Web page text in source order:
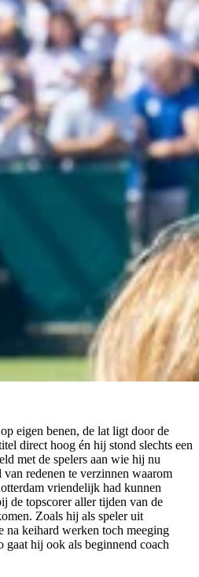
eigen benen, de lat ligt door de
direct hoog én hij stond slechts een
met de spelers aan wie hij nu
redenen te verzinnen waarom
vriendelijk had kunnen
de topscorer aller tijden van de
Zoals hij als speler uit
na keihard werken toch meeging
hij ook als beginnend coach